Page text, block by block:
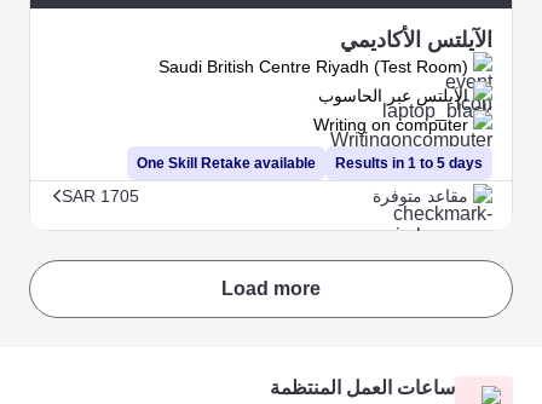
الآيلتس الأكاديمي
Saudi British Centre Riyadh (Test Room)
Results in 1 to 5 days
الآيلتس عبر الحاسوب
Writing on computer
One Skill Retake available
مقاعد متوفرة SAR 1705
Load more
ساعات العمل المنتظمة